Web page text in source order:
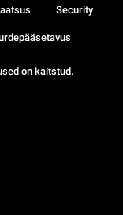
on kaitstud.
Security